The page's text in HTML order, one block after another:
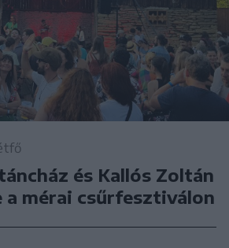
és Kallós Zoltán
a mérai csűrfesztiválon